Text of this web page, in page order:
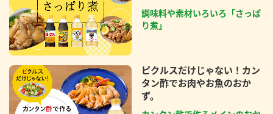
調味料や素材いろいろ「さっぱ
り煮」
ピクルスだけじゃない！カン
タン酢でお肉やお魚のおか
ず。